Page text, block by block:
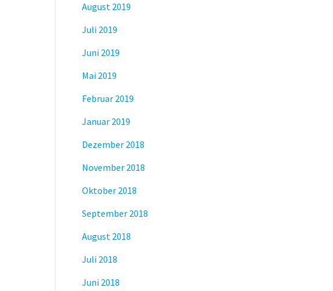
August 2019
Juli 2019
Juni 2019
Mai 2019
Februar 2019
Januar 2019
Dezember 2018
November 2018
Oktober 2018
September 2018
August 2018
Juli 2018
Juni 2018